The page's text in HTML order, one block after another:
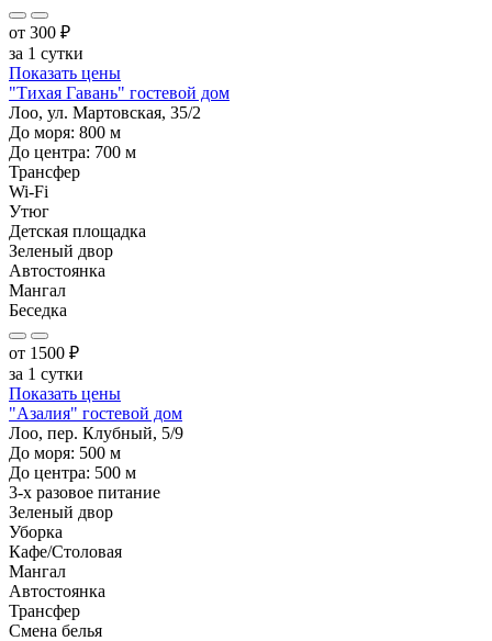
от 300 ₽
за 1 сутки
Показать цены
"Тихая Гавань" гостевой дом
Лоо, ул. Мартовская, 35/2
До моря: 800 м
До центра: 700 м
Трансфер
Wi-Fi
Утюг
Детская площадка
Зеленый двор
Автостоянка
Мангал
Беседка
от 1500 ₽
за 1 сутки
Показать цены
"Азалия" гостевой дом
Лоо, пер. Клубный, 5/9
До моря: 500 м
До центра: 500 м
3-х разовое питание
Зеленый двор
Уборка
Кафе/Столовая
Мангал
Автостоянка
Трансфер
Смена белья